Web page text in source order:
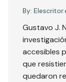
By:
Gustavo J.
accesibles
que
quedaron